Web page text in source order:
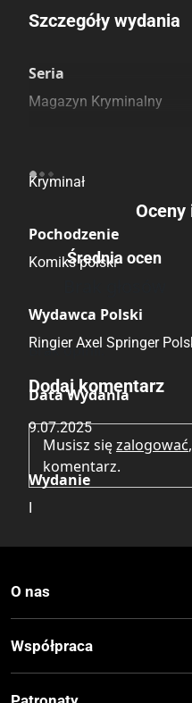
Porównaj ceny
Szczegóły wydania
Seria
Magazyn Kryminalny
Kryminał
Pochodzenie
Komiks polski
Wydawca Polski
Ringier Axel Springer
Data Wydania
9.07.2025
Wydanie
Kolor
Oprawa
Miękka
Oceny
Średnia ocen
Brak opinii.
Dodaj komentarz
Musisz sięzalogować
komentarz.
O nas
Współpraca